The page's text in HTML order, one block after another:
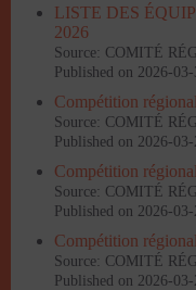
LISTE DES
2026
Source: COMITÉ
Published on 2026-03-
Compétition
Source: COMITÉ
Published on 2026-03-
Compétition
Source: COMITÉ
Published on 2026-03-
Compétition
Source: COMITÉ
Published on 2026-03-